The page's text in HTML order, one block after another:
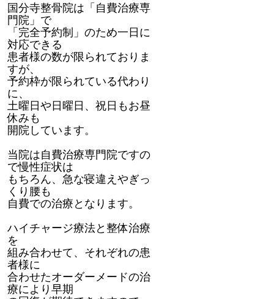
国分寺整骨院は「自費治療専
門院」で
「完全予約制」のため一日に
対応できる
患者様の数が限られておりま
すが、
予約枠が限られている代わり
に、
土曜日や日曜日、祝日もお昼
休みも
開院しています。
当院は自費治療専門院ですの
で慢性症状は
もちろん、急な寝違えやぎっ
くり腰も
自費での治療となります。
ハイチャージ療法と整体治療
を
組み合わせて、それぞれの患
者様に
合わせたオーダーメードの治
療により早期